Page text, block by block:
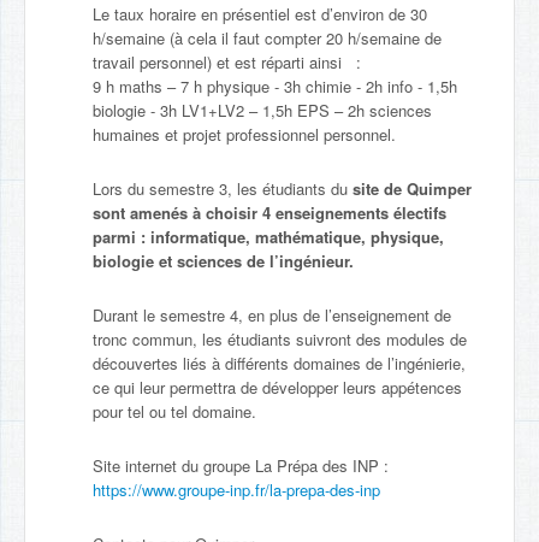
Le taux horaire en présentiel est d’environ de 30
h/semaine (à cela il faut compter 20 h/semaine de
travail personnel) et est réparti ainsi :
9 h maths – 7 h physique - 3h chimie - 2h info - 1,5h
biologie - 3h LV1+LV2 – 1,5h EPS – 2h sciences
humaines et projet professionnel personnel.
Lors du semestre 3, les étudiants dusite de Quimper
sont amenés à choisir 4 enseignements électifs
parmi : informatique, mathématique, physique,
biologie et sciences de l’ingénieur.
Durant le semestre 4, en plus de l’enseignement de
tronc commun, les étudiants suivront des modules de
découvertes liés à différents domaines de l’ingénierie,
ce qui leur permettra de développer leurs appétences
pour tel ou tel domaine.
Site internet du groupe La Prépa des INP :
https://www.groupe-inp.fr/la-prepa-des-inp